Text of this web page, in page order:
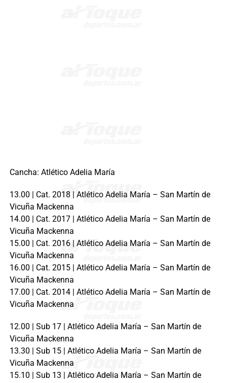
Cancha: Atlético Adelia María
13.00 | Cat. 2018 | Atlético Adelia María – San Martín de
Vicuña Mackenna
14.00 | Cat. 2017 | Atlético Adelia María – San Martín de
Vicuña Mackenna
15.00 | Cat. 2016 | Atlético Adelia María – San Martín de
Vicuña Mackenna
16.00 | Cat. 2015 | Atlético Adelia María – San Martín de
Vicuña Mackenna
17.00 | Cat. 2014 | Atlético Adelia María – San Martín de
Vicuña Mackenna
12.00 | Sub 17 | Atlético Adelia María – San Martín de
Vicuña Mackenna
13.30 | Sub 15 | Atlético Adelia María – San Martín de
Vicuña Mackenna
15.10 | Sub 13 | Atlético Adelia María – San Martín de